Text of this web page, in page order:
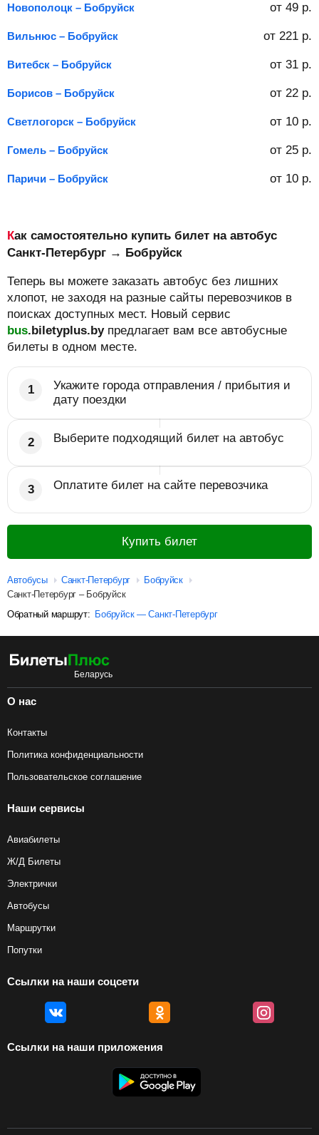
Новополоцк – Бобруйск от 49 р.
Вильнюс – Бобруйск от 221 р.
Витебск – Бобруйск от 31 р.
Борисов – Бобруйск от 22 р.
Светлогорск – Бобруйск от 10 р.
Гомель – Бобруйск от 25 р.
Паричи – Бобруйск от 10 р.
Как самостоятельно купить билет на автобус
Санкт-Петербург → Бобруйск
Теперь вы можете заказать автобус без лишних
хлопот, не заходя на разные сайты перевозчиков в
поисках доступных мест. Новый сервис
bus.biletyplus.byпредлагает вам все автобусные
билеты в одном месте.
Укажите города отправления / прибытия и
дату поездки
Выберите подходящий билет на автобус
Оплатите билет на сайте перевозчика
Купить билет
Автобусы Санкт-Петербург
Бобруйск
Санкт-Петербург – Бобруйск
Обратный маршрут: Бобруйск — Санкт-Петербург
О нас
Контакты
Политика конфиденциальности
Пользовательское соглашение
Наши сервисы
Авиабилеты
Ж/Д Билеты
Электрички
Автобусы
Маршрутки
Попутки
Ссылки на наши соцсети
Ссылки на наши приложения